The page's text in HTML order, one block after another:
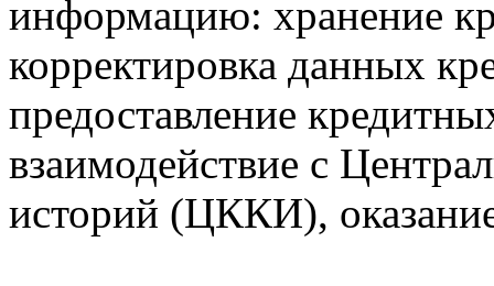
информацию: хранение
корректировка данных
предоставление
взаимодействие с
историй (ЦККИ),